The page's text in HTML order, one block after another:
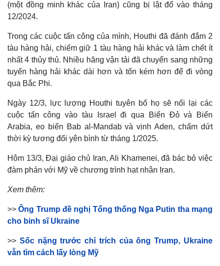
Pháp luật
(một đồng minh khác của Iran) cũng bị lật đổ vào tháng
12/2024.
Trong các cuộc tấn công của mình, Houthi đã đánh đắm 2
tàu hàng hải, chiếm giữ 1 tàu hàng hải khác và làm chết ít
nhất 4 thủy thủ. Nhiều hãng vận tải đã chuyển sang những
tuyến hàng hải khác dài hơn và tốn kém hơn để đi vòng
qua Bắc Phi.
Ngày 12/3, lực lượng Houthi tuyên bố họ sẽ nối lại các
cuộc tấn công vào tàu Israel đi qua Biển Đỏ và Biển
Arabia, eo biển Bab al-Mandab và vịnh Aden, chấm dứt
thời kỳ tương đối yên bình từ tháng 1/2025.
Hôm 13/3, Đại giáo chủ Iran, Ali Khamenei, đã bác bỏ việc
đàm phán với Mỹ về chương trình hạt nhân Iran.
Xem thêm:
>>Ông Trump đề nghị Tổng thống Nga Putin tha mạng
cho binh sĩ Ukraine
>> Sốc nặng trước chỉ trích của ông Trump, Ukraine
vẫn tìm cách lấy lòng Mỹ